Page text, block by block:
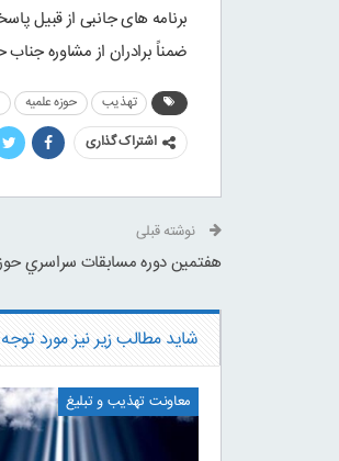
برنامه های جانبی از قبیل
ضمناً برادران از مشاوره
تهذیب حوزه علمیه
اشتراک گذاری
نوشته قبلی
هفتمين دوره مسابقات سراسري
شاید مطالب زیر نیز مورد
معاونت تهذیب و تبلیغ